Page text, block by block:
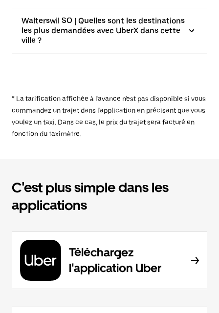
Walterswil SO | Quelles sont les destinations
les plus demandées avec UberX dans cette
ville ?
* La tarification affichée à l'avance n'est pas disponible si vous
commandez un trajet dans l'application en précisant que vous
voulez un taxi. Dans ce cas, le prix du trajet sera facturé en
fonction du taximètre.
C'est plus simple dans les
applications
Téléchargez
l'application Uber